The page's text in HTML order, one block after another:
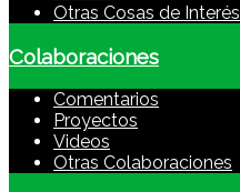
Otras Cosas de Interés
Colaboraciones
Comentarios
Proyectos
Videos
Otras Colaboraciones